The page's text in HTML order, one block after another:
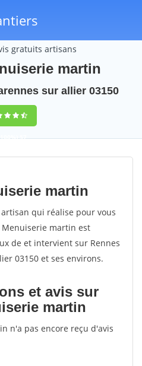
gratuits artisans
martin
sur allier 03150
57
martin
qui réalise pour vous
Menuiserie martin est
de et intervient sur Rennes
03150 et ses environs.
et avis sur
martin
n'a pas encore reçu d'avis